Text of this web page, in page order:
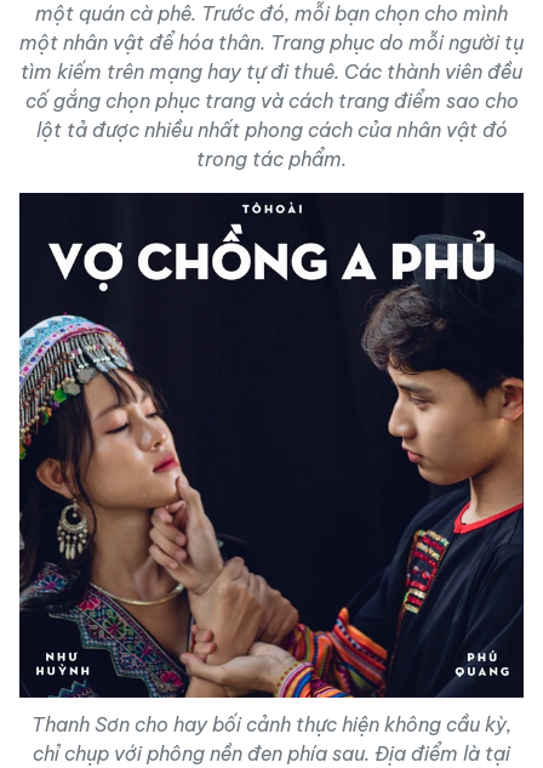
một quán cà phê. Trước đó, mỗi bạn chọn cho mình
một nhân vật để hóa thân. Trang phục do mỗi người tự
tìm kiếm trên mạng hay tự đi thuê. Các thành viên đều
cố gắng chọn phục trang và cách trang điểm sao cho
lột tả được nhiều nhất phong cách của nhân vật đó
trong tác phẩm.
Thanh Sơn cho hay bối cảnh thực hiện không cầu kỳ,
chỉ chụp với phông nền đen phía sau. Địa điểm là tại